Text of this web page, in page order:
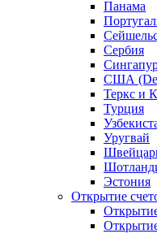
Панама
Сербия
США
Теркс и
Турция
Уругвай
Эстония
Открытие